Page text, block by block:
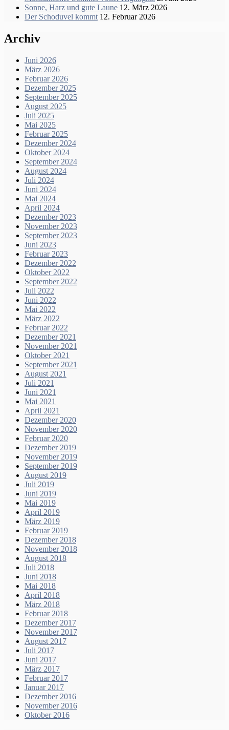
Sonne, Harz und gute Laune 12. März 2026
Der Schoduvel kommt 12. Februar 2026
Archiv
Juni 2026
März 2026
Februar 2026
Dezember 2025
September 2025
August 2025
Juli 2025
Mai 2025
Februar 2025
Dezember 2024
Oktober 2024
September 2024
August 2024
Juli 2024
Juni 2024
Mai 2024
April 2024
Dezember 2023
November 2023
September 2023
Juni 2023
Februar 2023
Dezember 2022
Oktober 2022
September 2022
Juli 2022
Juni 2022
Mai 2022
März 2022
Februar 2022
Dezember 2021
November 2021
Oktober 2021
September 2021
August 2021
Juli 2021
Juni 2021
Mai 2021
April 2021
Dezember 2020
November 2020
Februar 2020
Dezember 2019
November 2019
September 2019
August 2019
Juli 2019
Juni 2019
Mai 2019
April 2019
März 2019
Februar 2019
Dezember 2018
November 2018
August 2018
Juli 2018
Juni 2018
Mai 2018
April 2018
März 2018
Februar 2018
Dezember 2017
November 2017
August 2017
Juli 2017
Juni 2017
März 2017
Februar 2017
Januar 2017
Dezember 2016
November 2016
Oktober 2016